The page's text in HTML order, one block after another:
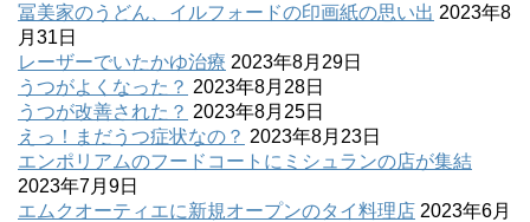
冨美家のうどん、イルフォードの印画紙の思い出 2023年8
月31日
レーザーでいたかゆ治療 2023年8月29日
うつがよくなった？ 2023年8月28日
うつが改善された？ 2023年8月25日
えっ！まだうつ症状なの？ 2023年8月23日
エンポリアムのフードコートにミシュランの店が集結
2023年7月9日
エムクオーティエに新規オープンのタイ料理店 2023年6月